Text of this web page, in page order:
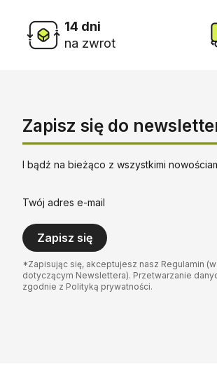
14 dni
na zwrot
Zapisz się do
I bądź na bieżąco z wszystkimi
Twój adres e-mail
Zapisz się
*Zapisując się, akceptujesz nasz Regulamin
dotyczącym Newslettera). Przetwarzanie
zgodnie z Polityką prywatności.